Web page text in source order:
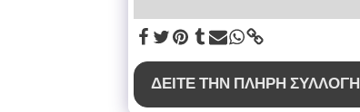
ΔΕΊΤΕ ΤΗΝ ΠΛΉΡΗ ΣΥΛΛΟΓΉ